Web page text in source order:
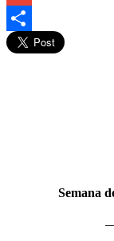
Gmail
Compartir
Semana